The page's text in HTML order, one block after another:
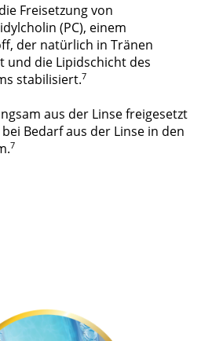
Freisetzung von
(PC), einem
der natürlich in Tränen
und die Lipidschicht des
stabilisiert.7
aus der Linse freigesetzt
Bedarf aus der Linse in den
7